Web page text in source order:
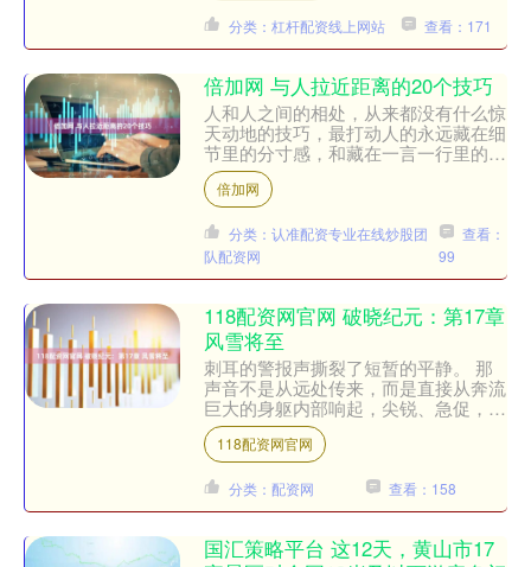
分类：杠杆配资线上网站 查看：171
倍加网 与人拉近距离的20个技巧
人和人之间的相处，从来都没有什么惊
天动地的技巧，最打动人的永远藏在细
节里的分寸感，和藏在一言一行里的真
诚。你让人舒服的程度，往往决定了你
能走到的高度，学会这20....
倍加网
分类：认准配资专业在线炒股团
队配资网
查看：
99
118配资网官网 破晓纪元：第17章
风雪将至
刺耳的警报声撕裂了短暂的平静。 那
声音不是从远处传来，而是直接从奔流
巨大的身躯内部响起，尖锐、急促，带
着一种冰冷的机械感，像一根冰锥，狠
狠扎进每个人的耳朵，也扎....
118配资网官网
分类：配资网 查看：158
国汇策略平台 这12天，黄山市17